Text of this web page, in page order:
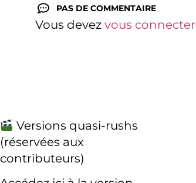
PAS DE COMMENTAIRE
Vous devez vous connecter
Versions quasi-rushs
(réservées aux
contributeurs)